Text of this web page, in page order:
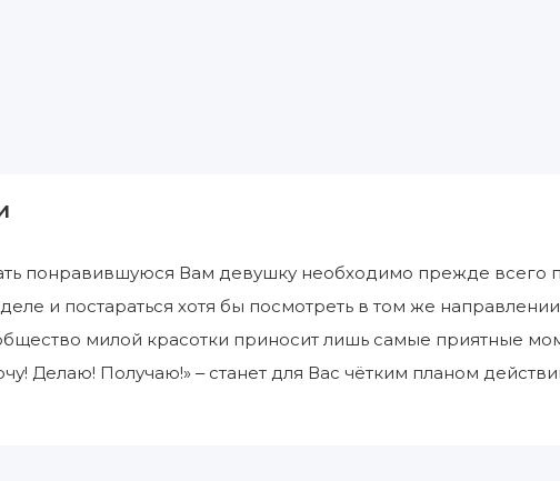
понравившуюся Вам девушку необходимо прежде всего
и постараться хотя бы посмотреть в том же
милой красотки приносит лишь самые приятные
Делаю! Получаю!» ‒ станет для Вас чётким планом